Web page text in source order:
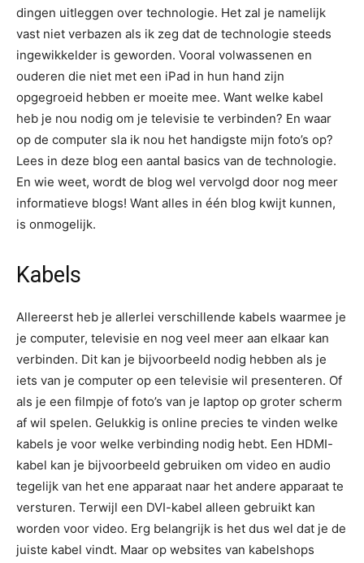
dingen uitleggen over technologie. Het zal je namelijk
vast niet verbazen als ik zeg dat de technologie steeds
ingewikkelder is geworden. Vooral volwassenen en
ouderen die niet met een iPad in hun hand zijn
opgegroeid hebben er moeite mee. Want welke kabel
heb je nou nodig om je televisie te verbinden? En waar
op de computer sla ik nou het handigste mijn foto’s op?
Lees in deze blog een aantal basics van de technologie.
En wie weet, wordt de blog wel vervolgd door nog meer
informatieve blogs! Want alles in één blog kwijt kunnen,
is onmogelijk.
Kabels
Allereerst heb je allerlei verschillende kabels waarmee je
je computer, televisie en nog veel meer aan elkaar kan
verbinden. Dit kan je bijvoorbeeld nodig hebben als je
iets van je computer op een televisie wil presenteren. Of
als je een filmpje of foto’s van je laptop op groter scherm
af wil spelen. Gelukkig is online precies te vinden welke
kabels je voor welke verbinding nodig hebt. Een HDMI-
kabel kan je bijvoorbeeld gebruiken om video en audio
tegelijk van het ene apparaat naar het andere apparaat te
versturen. Terwijl een DVI-kabel alleen gebruikt kan
worden voor video. Erg belangrijk is het dus wel dat je de
juiste kabel vindt. Maar op websites van kabelshops